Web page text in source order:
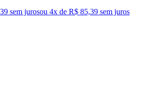
sem jurosou 4x de R$ 85,39 sem juros